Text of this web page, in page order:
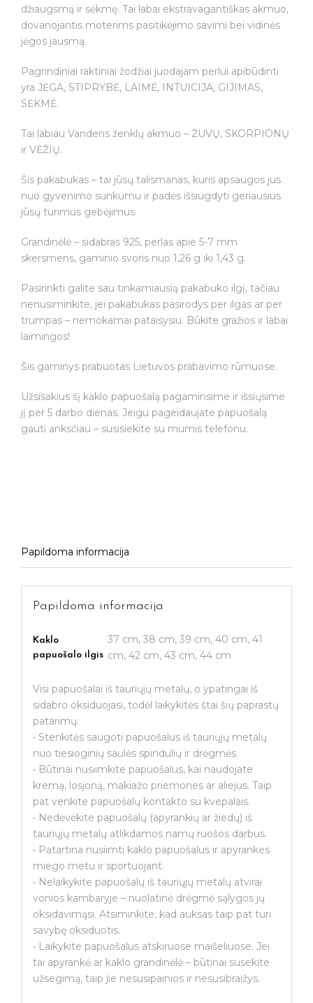
džiaugsmą ir sėkmę. Tai labai ekstravagantiškas akmuo,
dovanojantis moterims pasitikėjimo savimi bei vidinės
jėgos jausmą.
Pagrindiniai raktiniai žodžiai juodajam perlui apibūdinti
yra JĖGA, STIPRYBĖ, LAIMĖ, INTUICIJA, GIJIMAS,
SĖKMĖ.
Tai labiau Vandens ženklų akmuo – ŽUVŲ, SKORPIONŲ
ir VĖŽIŲ.
Šis pakabukas – tai jūsų talismanas, kuris apsaugos jus
nuo gyvenimo sunkumu ir padės išsiugdyti geriausius
jūsų turimus gebėjimus.
Grandinėlė – sidabras 925, perlas apie 5-7 mm
skersmens, gaminio svoris nuo 1,26 g iki 1,43 g.
Pasirinkti galite sau tinkamiausią pakabuko ilgį, tačiau
nenusiminkite, jei pakabukas pasirodys per ilgas ar per
trumpas – nemokamai pataisysiu. Būkite gražios ir labai
laimingos!
Šis gaminys prabuotas Lietuvos prabavimo rūmuose.
Užsisakius šį kaklo papuošalą pagaminsime ir išsiųsime
jį per 5 darbo dienas. Jeigu pageidaujate papuošalą
gauti anksčiau – susisiekite su mumis telefonu.
Papildoma informacija
Papildoma informacija
Kaklo
papuošalo ilgis
37 cm, 38 cm, 39 cm, 40 cm, 41
cm, 42 cm, 43 cm, 44 cm
Visi papuošalai iš tauriųjų metalų, o ypatingai iš
sidabro oksiduojasi, todėl laikykitės štai šių paprastų
patarimų:
• Stenkitės saugoti papuošalus iš tauriųjų metalų
nuo tiesioginių saulės spindulių ir drėgmės.
• Būtinai nusiimkite papuošalus, kai naudojate
kremą, losjoną, makiažo priemones ar aliejus. Taip
pat venkite papuošalų kontakto su kvepalais.
• Nedėvėkite papuošalų (apyrankių ar žiedų) iš
tauriųjų metalų atlikdamos namų ruošos darbus.
• Patartina nusiimti kaklo papuošalus ir apyrankes
miego metu ir sportuojant.
• Nelaikykite papuošalų iš tauriųjų metalų atvirai
vonios kambaryje – nuolatinė drėgmė sąlygos jų
oksidavimąsi. Atsiminkite, kad auksas taip pat turi
savybę oksiduotis.
• Laikykite papuošalus atskiruose maišeliuose. Jei
tai apyrankė ar kaklo grandinėlė – būtinai susekite
užsegimą, taip jie nesusipainios ir nesusibraižys.